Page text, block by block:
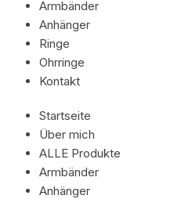
Armbänder
Anhänger
Ringe
Ohrringe
Kontakt
Startseite
Über mich
ALLE Produkte
Armbänder
Anhänger